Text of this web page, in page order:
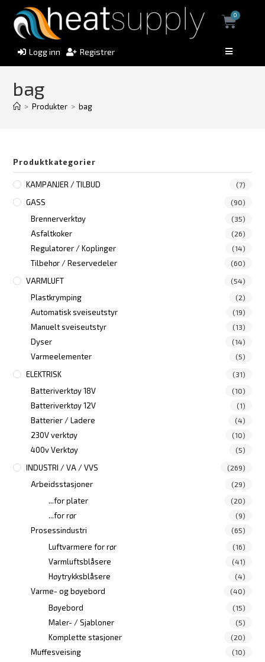
Logg inn Registrer
0
bag
> Produkter > bag
Produktkategorier
KAMPANJER / TILBUD (7)
GASS (90)
Brennerverktøy (35)
Asfaltkoker (26)
Regulatorer / Koplinger (14)
Tilbehør / Reservedeler (60)
VARMLUFT (54)
Plastkrymping (2)
Automatisk sveiseutstyr (19)
Manuelt sveiseutstyr (13)
Dyser (14)
Varmeelementer (5)
ELEKTRISK (31)
Batteriverktøy 18V (10)
Batteriverktøy 12V (1)
Batterier / Ladere (4)
230V verktøy (10)
400v Verktøy (5)
INDUSTRI / VA / VVS (269)
Arbeidsstasjoner (29)
...for plater (20)
...for rør (9)
Prosessindustri (65)
Luftvarmere for rør (16)
Varmluftsblåsere (41)
Høytrykksblåsere (4)
Varme- og bøyebord (40)
Bøyebord (15)
Maler- / Sjabloner (5)
Komplette stasjoner (20)
Muffesveising (10)